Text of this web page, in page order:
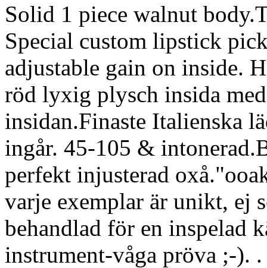
Solid 1 piece walnut
Special custom lipstick
adjustable gain on inside.
röd lyxig plysch insida
insidan.Finaste Italienska
ingår. 45-105 &
perfekt injusterad
varje exemplar är unikt, ej
behandlad för en inspelad
instrument-våga pröva ;-).